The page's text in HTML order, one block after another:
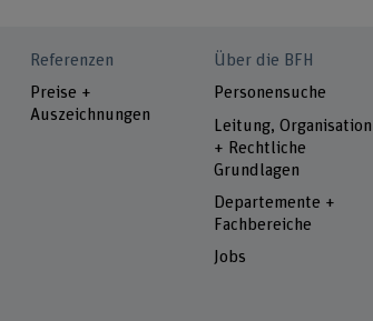
Referenzen
Preise +
Auszeichnungen
Über die BFH
Personensuche
Leitung, Organisation
+ Rechtliche
Grundlagen
Departemente +
Fachbereiche
Jobs